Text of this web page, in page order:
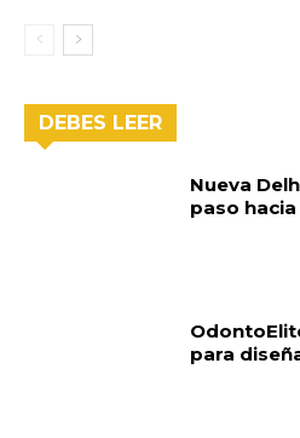
DEBES LEER
Nueva
paso
para